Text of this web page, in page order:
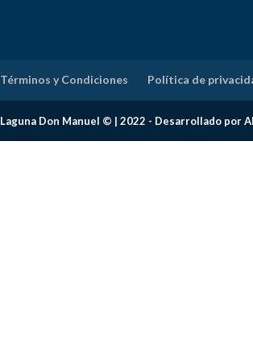
Términos y Condiciones Política de
Laguna Don Manuel © | 2022 - Desarrollado por